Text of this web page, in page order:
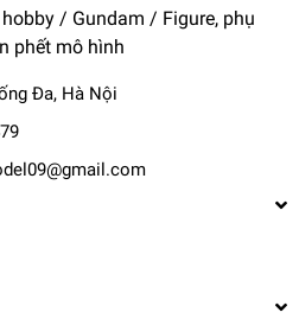
/ Gundam / Figure, phụ
phết mô hình
Đa, Hà Nội